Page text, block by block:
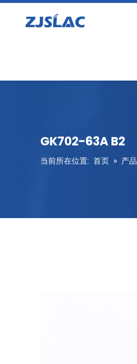
GK702-63A B2
当前所在位置: 首页 » 产品